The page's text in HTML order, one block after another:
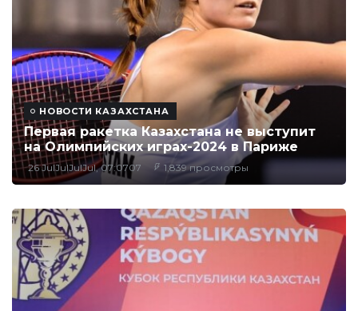
НОВОСТИ КАЗАХСТАНА
Первая ракетка Казахстана не выступит
на Олимпийских играх-2024 в Париже
26 JulJulJulJul, 07:0707 1,839 просмотры